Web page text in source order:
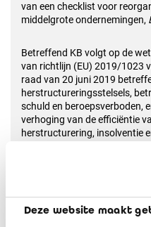
Deze website maakt
van een checklist voor
middelgrote ondernemingen,
Betreffend KB volgt op de
van richtlijn (EU) 2019/1023
raad van 20 juni 2019
herstructureringsstelsels,
schuld en beroepsverboden,
verhoging van de efficiëntie
herstructurering, insolventie
aanbrengt aan Boek XX van
Bijlage A bij het KB van 24